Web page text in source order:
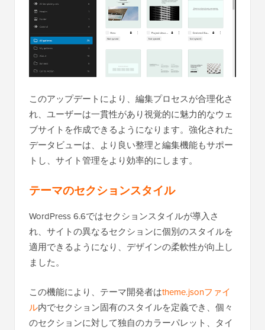
このアップデートにより、編集プロセスが合理化さ
れ、ユーザーは一貫性があり視覚的に魅力的なウェ
ブサイトを作成できるようになります。強化された
データビューは、より良い整理と編集機能もサポー
トし、サイト管理をより効率的にします。
テーマのセクションスタイル
WordPress 6.6ではセクションスタイルが導入さ
れ、サイトの異なるセクションに個別のスタイルを
適用できるようになり、デザインの柔軟性が向上し
ました。
この機能により、テーマ開発者はtheme.jsonファイ
ル内でセクション固有のスタイルを定義でき、個々
のセクションに対して独自のカラーパレット、タイ